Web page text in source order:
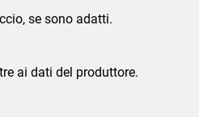
se sono adatti.
ai dati del produttore.